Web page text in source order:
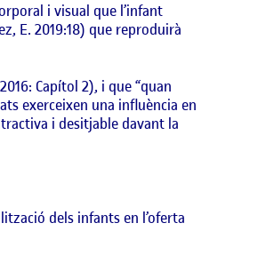
i visual que l’infant
E. 2019:18) que reproduirà
Capítol 2), i que “quan
exerceixen una influència en
i desitjable davant la
dels infants en l’oferta